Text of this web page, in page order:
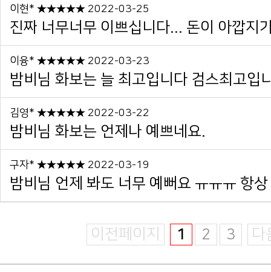
이현* ★★★★★ 2022-03-25
진짜 너무너무 이쁘십니다... 돈이 아깝지
이융* ★★★★★ 2022-03-23
밤비님 화보는 늘 최고입니다 검스최고입
김영* ★★★★★ 2022-03-22
밤비님 화보는 언제나 예쁘네요.
구자* ★★★★★ 2022-03-19
밤비님 언제 봐도 너무 예뻐요 ㅠㅠㅠ 항
이전페이지 1 2 3 다